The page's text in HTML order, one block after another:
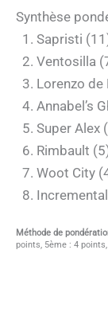
Synthèse
Sapristi
Ventosilla
Lorenzo
Annabel’s
Super Alex
Rimbault
Woot City
Méthode de
points, 5ème : 4